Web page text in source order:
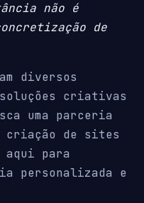
não é
de
diversos
soluções criativas
uma parceria
criação de sites
para
personalizada e